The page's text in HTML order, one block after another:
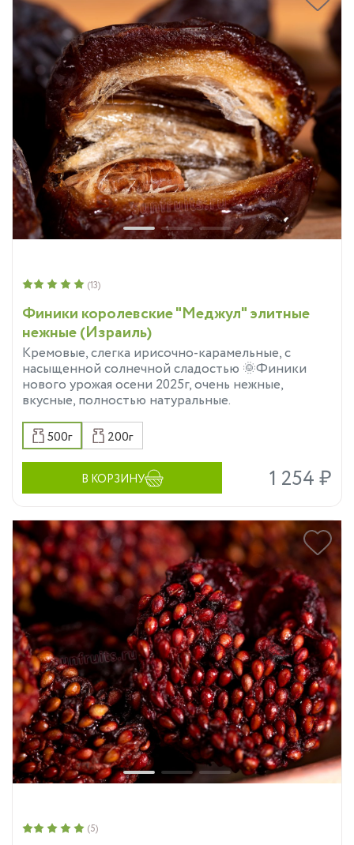
Финики королевские "Меджул" элитные
нежные (Израиль)
Кремовые, слегка ирисочно-карамельные, с
насыщенной солнечной сладостью 🌞Финики
нового урожая осени 2025г, очень нежные,
вкусные, полностью натуральные.
(13)
500г 200г
В КОРЗИНУ 1 254 ₽
(5)